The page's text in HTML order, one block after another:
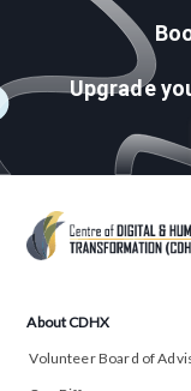
Upgrade
About CDHX
Volunteer Board of